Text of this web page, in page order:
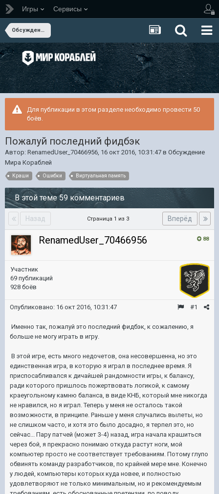
Игры Сервисы
Обсуждение Мира Кораблей
Для публикации в этом разделе необходимо провести 50
боёв.
Пожалуй последний фидбэк
Автор: RenamedUser_70466956, 16 окт 2016, 10:31:47 в Обсуждение
Мира Кораблей
Краши Ошибки Виртуальная память
В этой теме 59 комментариев
Назад Вперёд
Страница 1 из 3
88
RenamedUser_70466956
Участник
69 публикаций
928 боёв
#1
Опубликовано: 16 окт 2016, 10:31:47
Именно так, пожалуй это последний фидбэк, к сожалению, я
больше не могу играть в игру.
В этой игре, есть много недочетов, она несовершенна, но это
единственная игра, в которую я играл в последнее время. Я
приспосабливался к дичайшей рандомности игры, к балансу,
ради которого пришлось пожертвовать логикой, к самому
краеугольному камню баланса, в виде КНБ, который мне никогда
не нравился, но я играл. Теперь у меня не осталось такой
возможности, в принципе. Раньше у меня случались вылеты, но
не слишком часто, и хотя это было досадно, я терпел это, но
сейчас... Пару патчей (может 3-4) назад, игра начала крашиться
через бой, я прекрасно понимаю откуда растут ноги, мой
компьютер просто не соответствует требованиям. Потому глупо
обвинять команду разработчиков, по крайней мере мне. Конечно
у людей, компьютеры которых куда новее, и полностью
удовлетворяют не только минимальным, но и рекомендуемым